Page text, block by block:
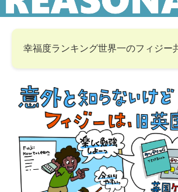
幸福度ランキング世界一のフィジー